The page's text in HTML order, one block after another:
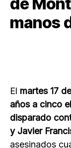
manos
El martes 17
años a cinco
disparado
y Javier
asesinados